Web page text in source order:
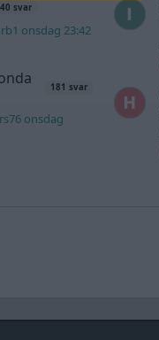
40 svar
onsdag 23:42
181 svar
onsdag